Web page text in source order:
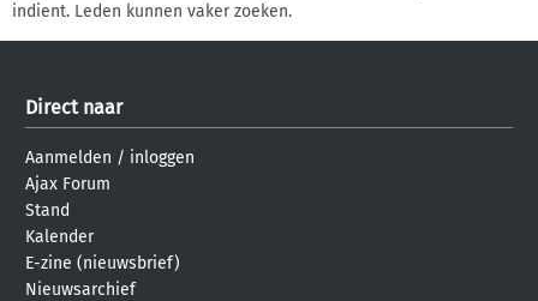
indient. Leden kunnen vaker zoeken.
Direct naar
Aanmelden / inloggen
Ajax Forum
Stand
Kalender
E-zine (nieuwsbrief)
Nieuwsarchief